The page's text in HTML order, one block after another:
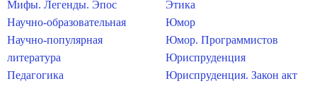
Мифы. Легенды. Эпос
Научно-образовательная
Научно-популярная
литература
Педагогика
Этика
Юмор
Юмор. Программистов
Юриспруденция
Юриспруденция. Закон акт